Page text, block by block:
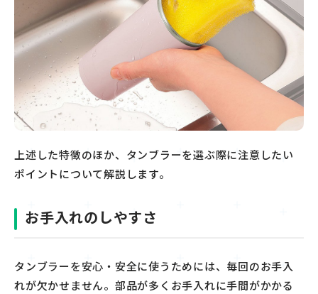
上述した特徴のほか、タンブラーを選ぶ際に注意したい
ポイントについて解説します。
お手入れのしやすさ
タンブラーを安心・安全に使うためには、 毎回のお手入
れが欠かせません。部品が多く お手入れに手間がかかる